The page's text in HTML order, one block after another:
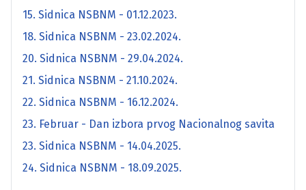
15. Sidnica NSBNM - 01.12.2023.
18. Sidnica NSBNM - 23.02.2024.
20. Sidnica NSBNM - 29.04.2024.
21. Sidnica NSBNM - 21.10.2024.
22. Sidnica NSBNM - 16.12.2024.
23. Februar - Dan izbora prvog Nacionalnog savita
23. Sidnica NSBNM - 14.04.2025.
24. Sidnica NSBNM - 18.09.2025.